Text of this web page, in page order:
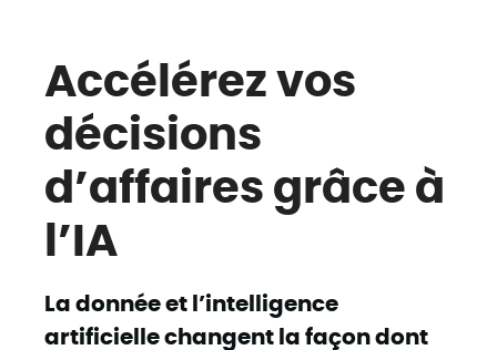
Accélérez vos
décisions
d’affaires grâce à
l’IA
La donnée et l’intelligence
artificielle changent la façon dont